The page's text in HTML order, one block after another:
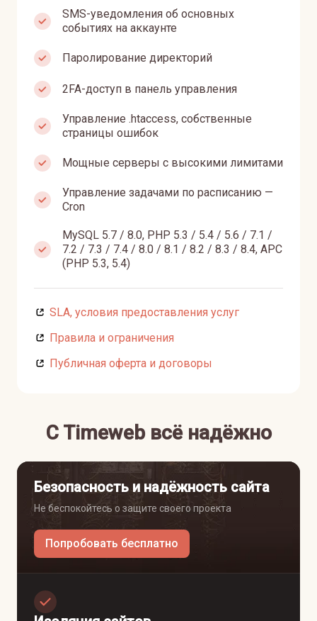
SMS-уведомления об основных
событиях на аккаунте
Паролирование директорий
2FA-доступ в панель управления
Управление .htaccess, собственные
страницы ошибок
Мощные серверы с высокими лимитами
Управление задачами по расписанию —
Сron
MySQL 5.7 / 8.0, PHP 5.3 / 5.4 / 5.6 / 7.1 /
7.2 / 7.3 / 7.4 / 8.0 / 8.1 / 8.2 / 8.3 / 8.4, APC
(PHP 5.3, 5.4)
SLA, условия предоставления услуг
Правила и ограничения
Публичная оферта и договоры
C Timeweb всё надёжно
Безопасность и надёжность сайта
Не беспокойтесь о защите своего проекта
Попробовать бесплатно